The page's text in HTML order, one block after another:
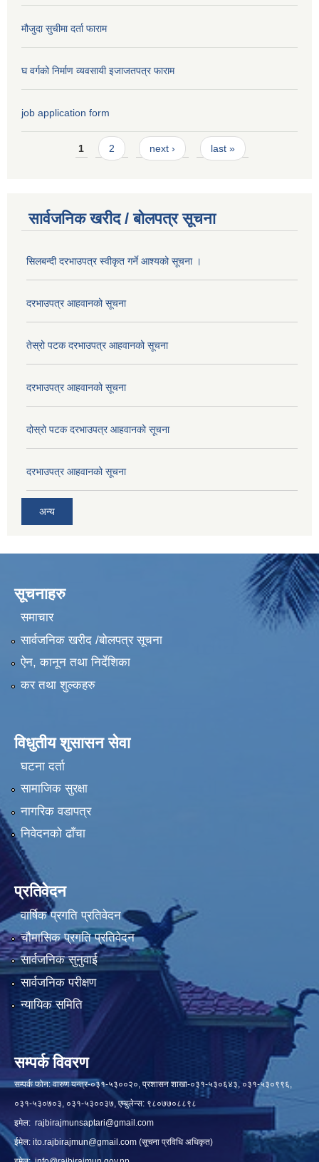
मौजुदा सुचीमा दर्ता फाराम
घ वर्गको निर्माण व्यवसायी इजाजतपत्र फाराम
job application form
Pages1 2 next › last »
सार्वजनिक खरीद / बोलपत्र सूचना
सिलबन्दी दरभाउपत्र स्वीकृत गर्ने आश्यको सूचना ।
दरभाउपत्र आहवानको सूचना
तेस्रो पटक दरभाउपत्र आहवानको सूचना
दरभाउपत्र आहवानको सूचना
दोस्रो पटक दरभाउपत्र आहवानको सूचना
दरभाउपत्र आहवानको सूचना
अन्य
सूचनाहरु
समाचार
सार्वजनिक खरीद /बोलपत्र सूचना
ऐन, कानून तथा निर्देशिका
कर तथा शुल्कहरु
विधुतीय शुसासन सेवा
घटना दर्ता
सामाजिक सुरक्षा
नागरिक वडापत्र
निवेदनको ढाँचा
प्रतिवेदन
वार्षिक प्रगति प्रतिवेदन
चौमासिक प्रगति प्रतिवेदन
सार्वजनिक सुनुवाई
सार्वजनिक परीक्षण
न्यायिक समिति
सम्पर्क विवरण
सम्पर्क फोन: वारुण यन्त्र-०३१-५३००२०, प्रशासन शाखा-०३१-५३०६४३, ०३१-५३०९९६,
०३१-५३०७०३, ०३१-५३००३७, एम्बुलेन्स: ९८०७७०८८९८
इमेल: rajbirajmunsaptari@gmail.com
ईमेल: ito.rajbirajmun@gmail.com (सूचना प्रविधि अधिकृत)